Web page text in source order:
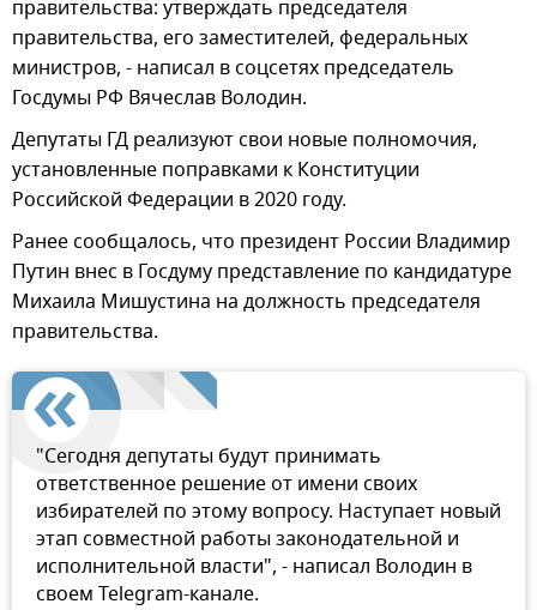
правительства: утверждать председателя
правительства, его заместителей, федеральных
министров, - написал в соцсетях председатель
Госдумы РФ Вячеслав Володин.
Депутаты ГД реализуют свои новые полномочия,
установленные поправками к Конституции
Российской Федерации в 2020 году.
Ранее сообщалось, что президент России Владимир
Путин внес в Госдуму представление по кандидатуре
Михаила Мишустина на должность председателя
правительства.
"Сегодня депутаты будут принимать
ответственное решение от имени своих
избирателей по этому вопросу. Наступает новый
этап совместной работы законодательной и
исполнительной власти", - написал Володин в
своем Telegram-канале.